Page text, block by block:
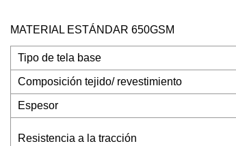
MATERIAL ESTÁNDAR 650GSM
Tipo de tela base
Composición tejido/ revestimiento
Espesor
Resistencia a la tracción